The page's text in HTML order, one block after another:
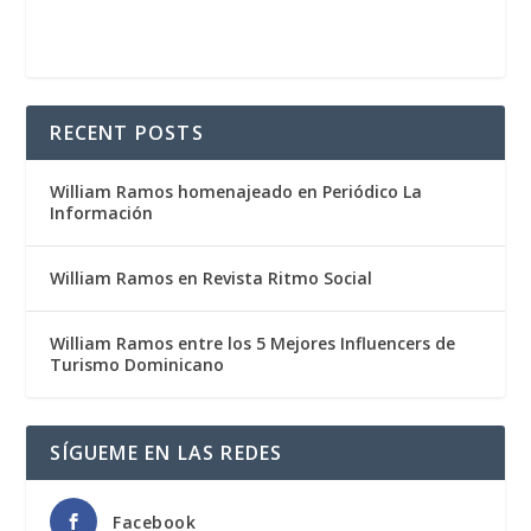
RECENT POSTS
William Ramos homenajeado en Periódico La
Información
William Ramos en Revista Ritmo Social
William Ramos entre los 5 Mejores Influencers de
Turismo Dominicano
SÍGUEME EN LAS REDES
Facebook